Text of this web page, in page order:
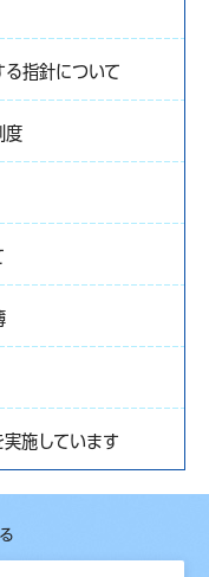
指針について
度
施しています